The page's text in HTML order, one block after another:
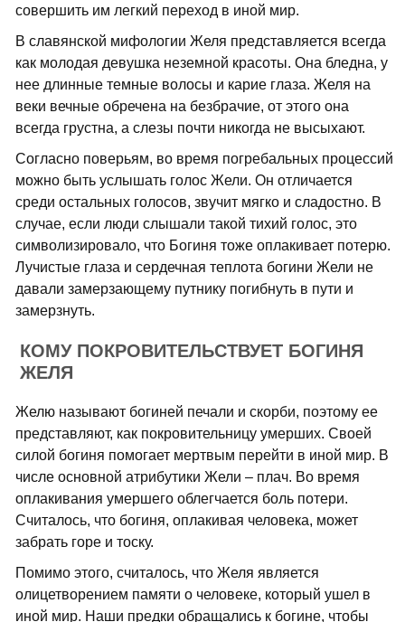
совершить им легкий переход в иной мир.
В славянской мифологии Желя представляется всегда
как молодая девушка неземной красоты. Она бледна, у
нее длинные темные волосы и карие глаза. Желя на
веки вечные обречена на безбрачие, от этого она
всегда грустна, а слезы почти никогда не высыхают.
Согласно поверьям, во время погребальных процессий
можно быть услышать голос Жели. Он отличается
среди остальных голосов, звучит мягко и сладостно. В
случае, если люди слышали такой тихий голос, это
символизировало, что Богиня тоже оплакивает потерю.
Лучистые глаза и сердечная теплота богини Жели не
давали замерзающему путнику погибнуть в пути и
замерзнуть.
КОМУ ПОКРОВИТЕЛЬСТВУЕТ БОГИНЯ
ЖЕЛЯ
Желю называют богиней печали и скорби, поэтому ее
представляют, как покровительницу умерших. Своей
силой богиня помогает мертвым перейти в иной мир. В
числе основной атрибутики Жели – плач. Во время
оплакивания умершего облегчается боль потери.
Считалось, что богиня, оплакивая человека, может
забрать горе и тоску.
Помимо этого, считалось, что Желя является
олицетворением памяти о человеке, который ушел в
иной мир. Наши предки обращались к богине, чтобы